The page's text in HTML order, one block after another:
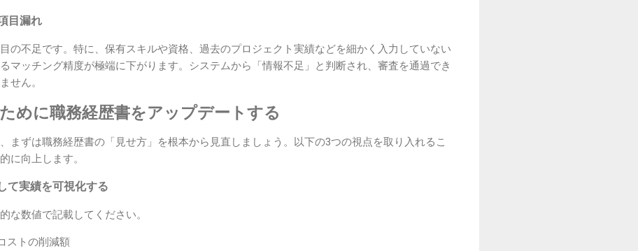
目漏れ
の不足です。特に、保有スキルや資格、過去のプロジェクト実績などを細かく入力していない
マッチング精度が極端に下がります。システムから「情報不足」と判断され、審査を通過でき
せん。
めに職務経歴書をアップデートする
まずは職務経歴書の「見せ方」を根本から見直しましょう。以下の3つの視点を取り入れるこ
に向上します。
て実績を可視化する
な数値で記載してください。
ストの削減額